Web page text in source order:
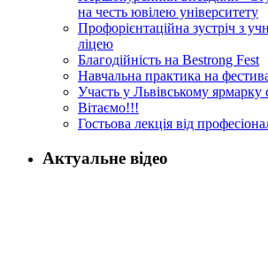
на честь ювілею університету
Профорієнтаційна зустріч з
ліцею
Благодійність на Bestrong Fest
Навчальна практика на
Участь у Львівському ярмарку
Вітаємо!!!
Гостьова лекція від
Актуальне відео